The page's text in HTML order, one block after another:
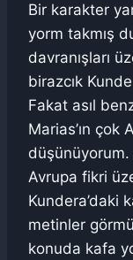
Bir karakter
yorm takmış
davranışları
birazcık
Fakat asıl
Marias’ın çok
Avrupa fikri
Kundera’daki
metinler
konuda kafa